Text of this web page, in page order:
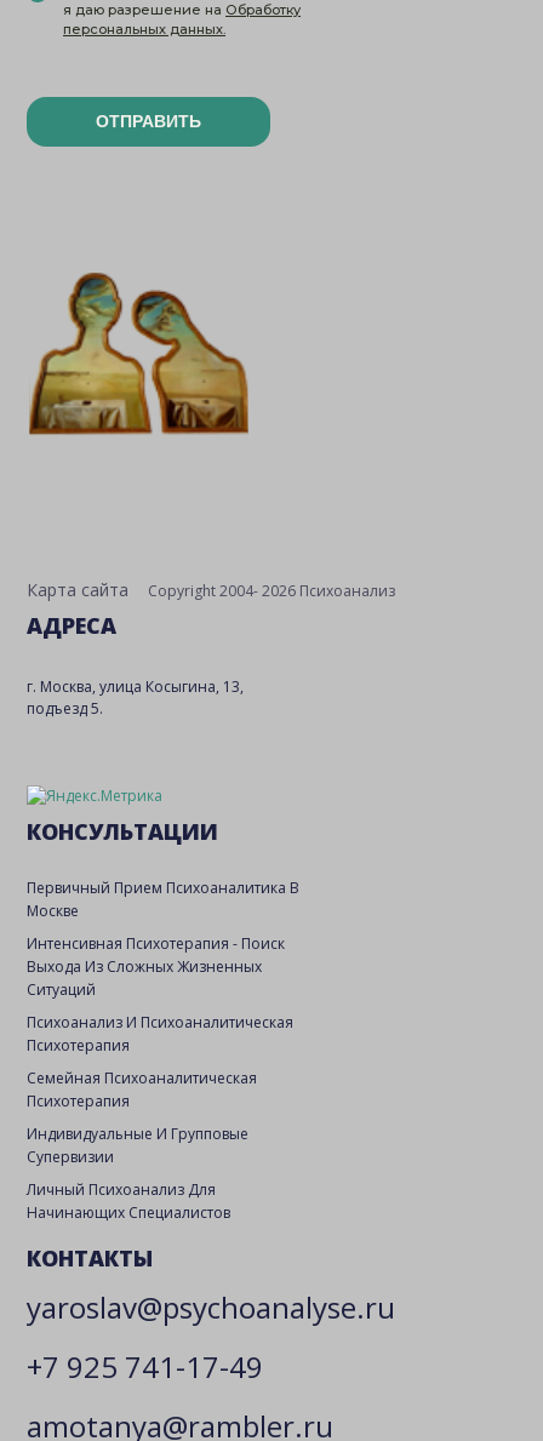
я даю разрешение на Обработку
персональных данных.
ОТПРАВИТЬ
Карта сайта Copyright 2004- 2026 Психоанализ
АДРЕСА
г. Москва, улица Косыгина, 13,
подъезд 5.
КОНСУЛЬТАЦИИ
Первичный Прием Психоаналитика В
Москве
Интенсивная Психотерапия - Поиск
Выхода Из Сложных Жизненных
Ситуаций
Психоанализ И Психоаналитическая
Психотерапия
Семейная Психоаналитическая
Психотерапия
Индивидуальные И Групповые
Супервизии
Личный Психоанализ Для
Начинающих Специалистов
КОНТАКТЫ
yaroslav@psychoanalyse.ru
+7 925 741-17-49
amotanya@rambler.ru